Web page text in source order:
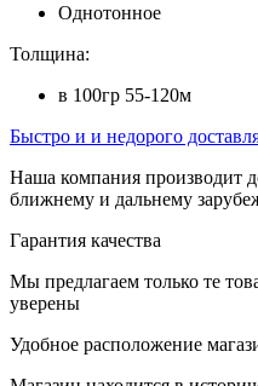
Однотонное
Толщина:
в 100гр 55-120м
Быстро и и недорого
Наша компания производит
ближнему и дальнему
Гарантия качества
Мы предлагаем только те
уверены
Удобное расположение